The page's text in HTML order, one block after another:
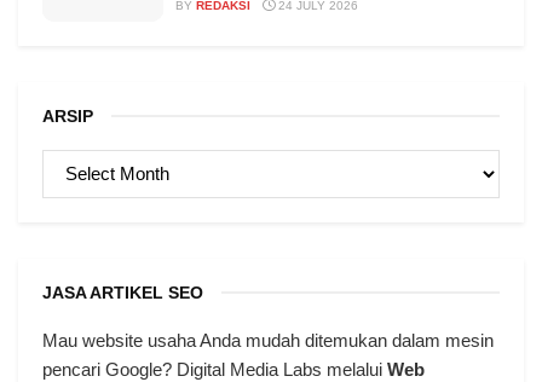
BY REDAKSI 24 JULY 2026
ARSIP
ARSIP
JASA ARTIKEL SEO
Mau website usaha Anda mudah ditemukan dalam mesin
pencari Google? Digital Media Labs melalui Web